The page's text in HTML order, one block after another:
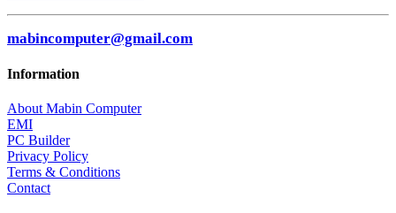
mabincomputer@gmail.com
Information
About Mabin Computer
EMI
PC Builder
Privacy Policy
Terms & Conditions
Contact